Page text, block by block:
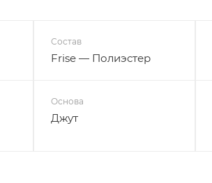
Состав
Frise — Полиэстер
Основа
Джут